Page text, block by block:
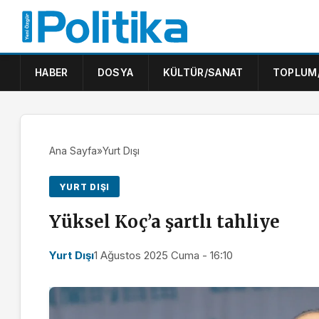
HABER DOSYA KÜLTÜR/SANAT
Ana Sayfa»Yurt Dışı
YURT DIŞI
Yüksel Koç’a şartlı tahliye
Yurt Dışı1 Ağustos 2025 Cuma - 16:10